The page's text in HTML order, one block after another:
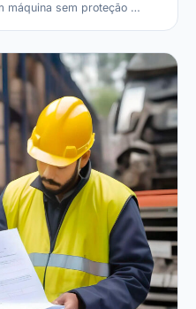
máquina sem proteção …